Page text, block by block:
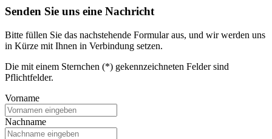
Senden Sie uns eine Nachricht
Bitte füllen Sie das nachstehende Formular aus, und wir werden uns
in Kürze mit Ihnen in Verbindung setzen.
Die mit einem Sternchen (*) gekennzeichneten Felder sind
Pflichtfelder.
Vorname
Nachname